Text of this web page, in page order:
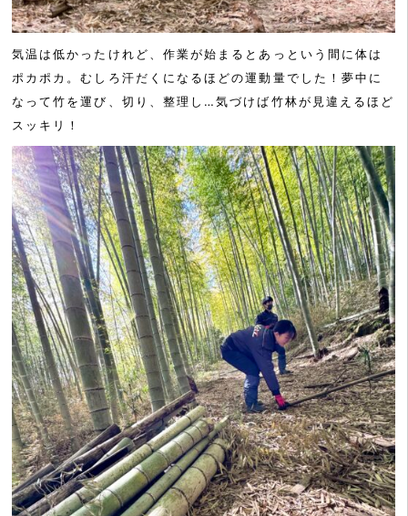
気温は低かったけれど、作業が始まるとあっという間に体は
ポカポカ。むしろ汗だくになるほどの運動量でした！夢中に
なって竹を運び、切り、整理し…気づけば竹林が見違えるほど
スッキリ！